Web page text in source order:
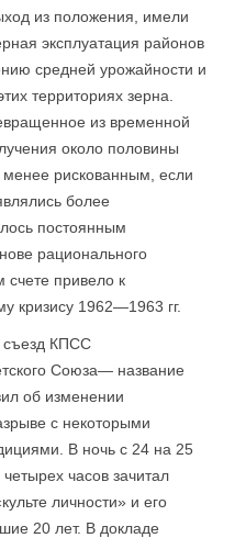
из положения, имели
эксплуатация районов
средней урожайности и
территориях зерна.
из временной
около половины
рискованным, если
более
постоянным
рационального
счете привело к
кризису 1962—1963 гг.
съезд КПСС
Союза— название
об изменении
с некоторыми
В ночь с 24 на 25
часов зачитал
личности» и его
20 лет. В докладе